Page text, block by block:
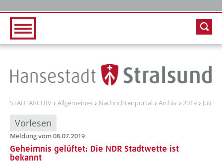
STADTARCHIV Allgemeines Nachrichtenportal Archiv 2019 Juli
Vorlesen
Meldung vom 08.07.2019
Geheimnis gelüftet: Die NDR Stadtwette ist
bekannt